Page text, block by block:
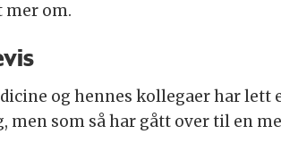
mer om.
og hennes kollegaer har
som så har gått over til en